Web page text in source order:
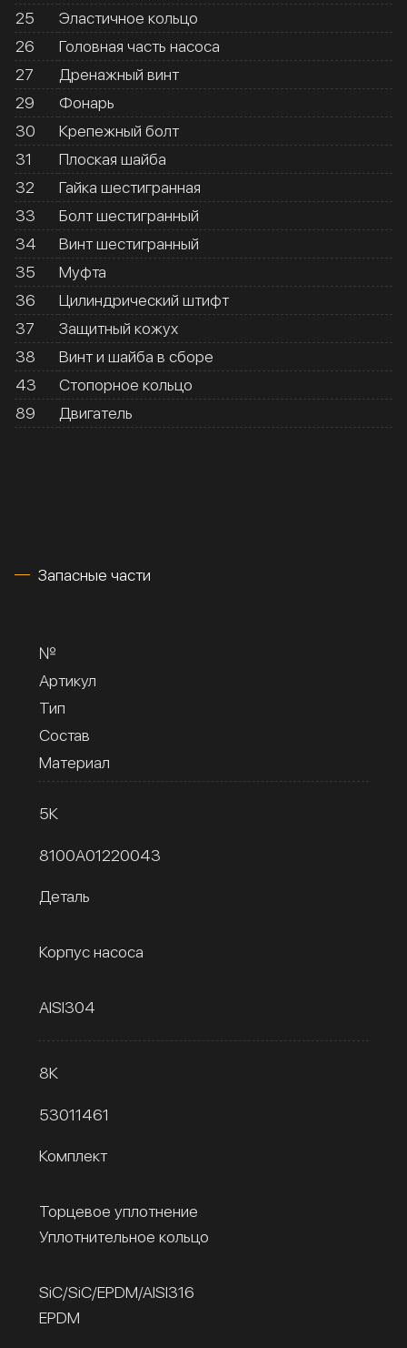
25
Эластичное кольцо
26
Головная часть насоса
27
Дренажный винт
29
Фонарь
30
Крепежный болт
31
Плоская шайба
32
Гайка шестигранная
33
Болт шестигранный
34
Винт шестигранный
35
Муфта
36
Цилиндрический штифт
37
Защитный кожух
38
Винт и шайба в сборе
43
Стопорное кольцо
89
Двигатель
Запасные части
№
Артикул
Тип
Состав
Материал
5К
8100A01220043
Деталь
Корпус насоса
AISI304
8К
53011461
Комплект
Торцевое уплотнение
Уплотнительное кольцо
SiC/SiC/EPDM/AISI316
EPDM